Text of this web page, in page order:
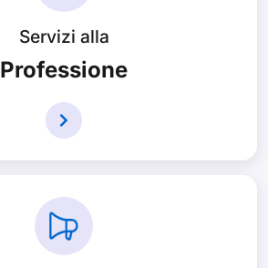
Servizi alla
Professione